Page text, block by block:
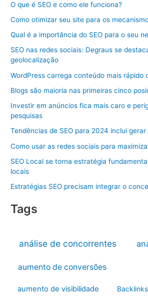
O que é SEO e como ele funciona?
Como otimizar seu site para os
Qual é a importância do SEO para o seu
SEO nas redes sociais: Degraus se
geolocalização
WordPress carrega conteúdo mais rápido
Blogs são maioria nas primeiras cinco
Investir em anúncios fica mais caro e
pesquisas
Tendências de SEO para 2024 inclui
Como usar as redes sociais para
SEO Local se torna estratégia
locais
Estratégias SEO precisam integrar o
Tags
análise de concorrentes
aumento de conversões
aumento de visibilidade Backlinks